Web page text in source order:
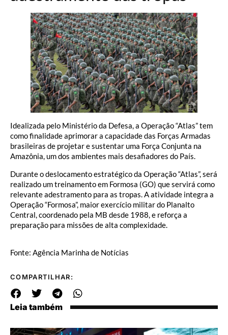
Idealizada pelo Ministério da Defesa, a Operação “Atlas” tem
como finalidade aprimorar a capacidade das Forças Armadas
brasileiras de projetar e sustentar uma Força Conjunta na
Amazônia, um dos ambientes mais desafiadores do País.
Durante o deslocamento estratégico da Operação “Atlas”, será
realizado um treinamento em Formosa (GO) que servirá como
relevante adestramento para as tropas. A atividade integra a
Operação “Formosa”, maior exercício militar do Planalto
Central, coordenado pela MB desde 1988, e reforça a
preparação para missões de alta complexidade.
Fonte: Agência Marinha de Notícias
COMPARTILHAR:
Leia também